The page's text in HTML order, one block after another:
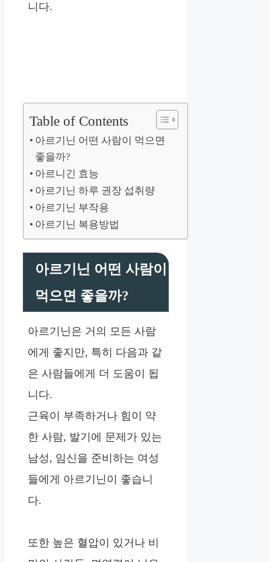
니다.
Table of Contents
아르기닌 어떤 사람이 먹으면
좋을까?
아르니긴 효능
아르기닌 하루 권장 섭취량
아르기닌 부작용
아르기닌 복용방법
아르기닌 어떤 사람이
먹으면 좋을까?
아르기닌은 거의 모든 사람
에게 좋지만, 특히 다음과 같
은 사람들에게 더 도움이 됩
니다.
근육이 부족하거나 힘이 약
한 사람, 발기에 문제가 있는
남성, 임신을 준비하는 여성
들에게 아르기닌이 좋습니
다.
또한 높은 혈압이 있거나 비